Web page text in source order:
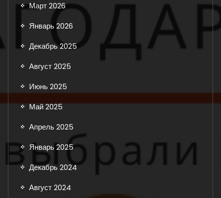
Март 2026
Январь 2026
Декабрь 2025
Август 2025
Июнь 2025
Май 2025
Апрель 2025
Январь 2025
Декабрь 2024
Август 2024